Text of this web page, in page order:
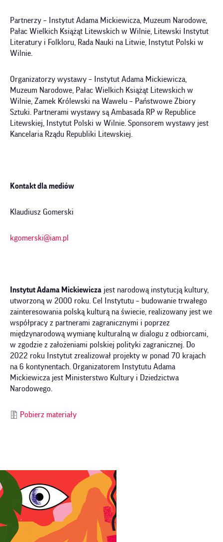
Partnerzy – Instytut Adama Mickiewicza, Muzeum Narodowe,
Pałac Wielkich Książąt Litewskich w Wilnie, Litewski Instytut
Literatury i Folkloru, Rada Nauki na Litwie, Instytut Polski w
Wilnie.
Organizatorzy wystawy – Instytut Adama Mickiewicza,
Muzeum Narodowe, Pałac Wielkich Książąt Litewskich w
Wilnie, Zamek Królewski na Wawelu – Państwowe Zbiory
Sztuki. Partnerami wystawy są Ambasada RP w Republice
Litewskiej, Instytut Polski w Wilnie. Sponsorem wystawy jest
Kancelaria Rządu Republiki Litewskiej.
Kontakt dla mediów
Klaudiusz Gomerski
kgomerski@iam.pl
Instytut Adama Mickiewicza jest narodową instytucją kultury,
utworzoną w 2000 roku. Cel Instytutu – budowanie trwałego
zainteresowania polską kulturą na świecie, realizowany jest we
współpracy z partnerami zagranicznymi i poprzez
międzynarodową wymianę kulturalną w dialogu z odbiorcami,
w zgodzie z założeniami polskiej polityki zagranicznej. Do
2022 roku Instytut zrealizował projekty w ponad 70 krajach
na 6 kontynentach. Organizatorem Instytutu Adama
Mickiewicza jest Ministerstwo Kultury i Dziedzictwa
Narodowego.
Pobierz materiały